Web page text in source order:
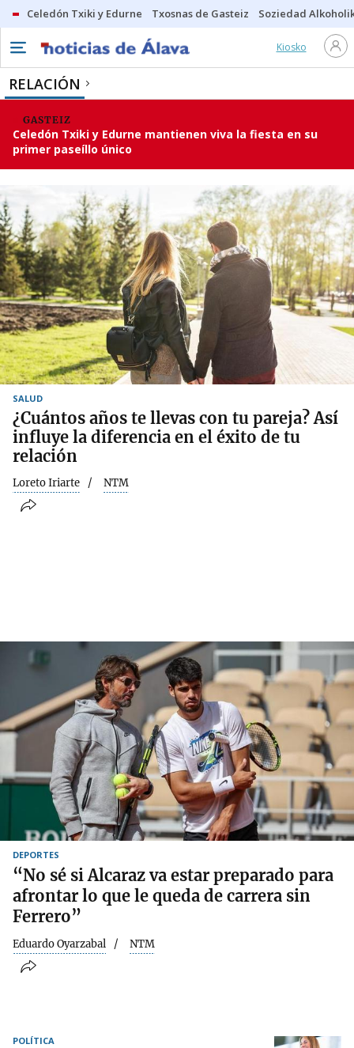
Celedón Txiki y Edurne Txosnas de Gasteiz Soziedad
Kiosko
RELACIÓN
GASTEIZ
Celedón Txiki y Edurne mantienen viva la fiesta en su
primer paseíllo único
SALUD
¿Cuántos años te llevas con tu pareja? Así
influye la diferencia en el éxito de tu
relación
Loreto Iriarte NTM
DEPORTES
“No sé si Alcaraz va estar preparado para
afrontar lo que le queda de carrera sin
Ferrero”
Eduardo Oyarzabal NTM
POLÍTICA